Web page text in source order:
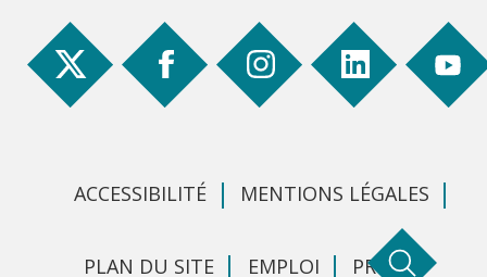
ACCESSIBILITÉ MENTIONS LÉGALES
PLAN DU SITE EMPLOI PRESSE